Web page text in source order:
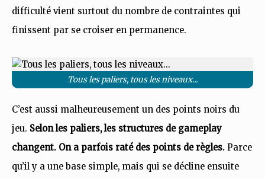
difficulté vient surtout du nombre de contraintes qui
finissent par se croiser en permanence.
Tous les paliers, tous les niveaux...
C’est aussi malheureusement un des points noirs du
jeu. Selon les paliers, les structures de gameplay
changent. On a parfois raté des points de règles. Parce
qu’il y a une base simple, mais qui se décline ensuite